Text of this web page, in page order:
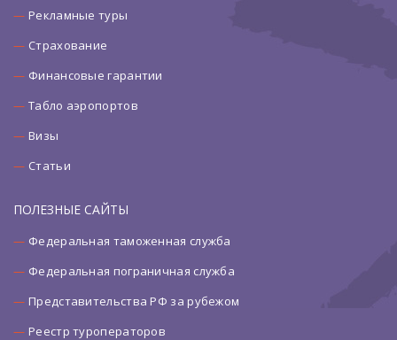
Рекламные туры
Страхование
Финансовые гарантии
Табло аэропортов
Визы
Статьи
ПОЛЕЗНЫЕ САЙТЫ
Федеральная таможенная служба
Федеральная пограничная служба
Представительства РФ за рубежом
Реестр туроператоров